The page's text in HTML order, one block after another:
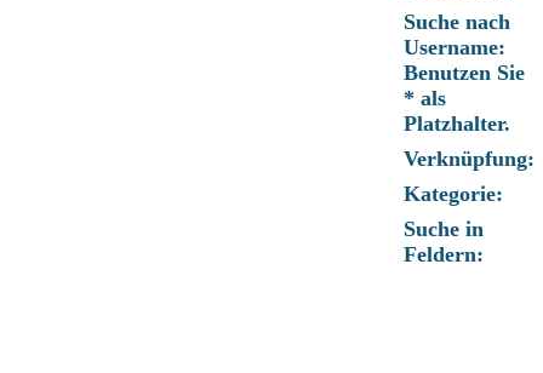
Suche nach
Username:
Benutzen Sie
* als
Platzhalter.
Verknüpfung:
Kategorie:
Suche in
Feldern: